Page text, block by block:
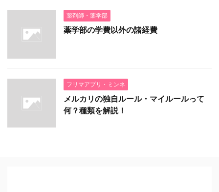
薬剤師・薬学部
薬学部の学費以外の諸経費
フリマアプリ・ミンネ
メルカリの独自ルール・マイルールって
何？種類を解説！